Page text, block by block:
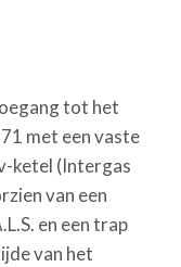
tot het
met een vaste
ketel (Intergas
van een
en een trap
van het